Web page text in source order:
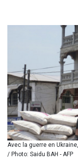
Avec la guerre en
/ Photo: Saidu BAH - AFP